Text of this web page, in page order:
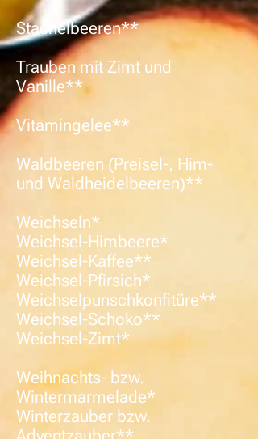
Stachelbeeren**
Trauben mit Zimt und
Vanille**
Vitamingelee**
Waldbeeren (Preisel-, Him-
und Waldheidelbeeren)**
Weichseln*
Weichsel-Himbeere*
Weichsel-Kaffee**
Weichsel-Pfirsich*
Weichselpunschkonfitüre**
Weichsel-Schoko**
Weichsel-Zimt*
Weihnachts- bzw.
Wintermarmelade*
Winterzauber bzw.